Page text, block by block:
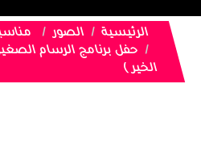
الرئيسية الصور
مناسبات
حفل برنامج الرسام
الخير )